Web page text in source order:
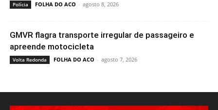
Polícia FOLHA DO ACO - agosto 8, 2026
GMVR flagra transporte irregular de passageiro e
apreende motocicleta
Volta Redonda FOLHA DO ACO - agosto 7, 2026